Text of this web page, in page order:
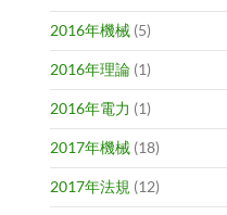
2016年機械 (5)
2016年理論 (1)
2016年電力 (1)
2017年機械 (18)
2017年法規 (12)